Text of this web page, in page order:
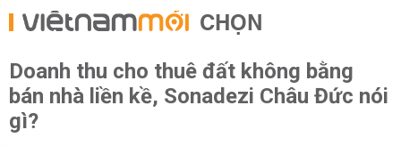
CHỌN
Doanh thu cho thuê đất không bằng
bán nhà liền kề, Sonadezi Châu Đức nói
gì?